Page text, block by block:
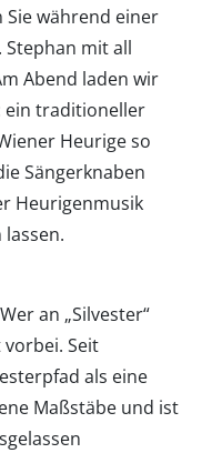
während einer
mit all
Abend laden wir
ein traditioneller
Heurige so
Sängerknaben
Heurigenmusik
lassen.
an „Silvester“
vorbei. Seit
als eine
Maßstäbe und ist